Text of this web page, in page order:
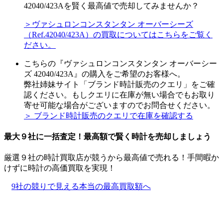
42040/423Aを賢く最高値で売却してみませんか？
＞ヴァシュロンコンスタンタン オーバーシーズ
（Ref.42040/423A）の買取についてはこちらをご覧く
ださい。
こちらの『ヴァシュロンコンスタンタン オーバーシー
ズ 42040/423A』の購入をご希望のお客様へ。
弊社姉妹サイト「ブランド時計販売のクエリ」をご確
認ください。もしクエリに在庫が無い場合でもお取り
寄せ可能な場合がございますのでお問合せください。
＞ ブランド時計販売のクエリで在庫を確認する
最大９社に一括査定！ 最高額で賢く時計を売却しましょう
厳選９社の時計買取店が競うから最高値で売れる！手間暇か
けずに時計の高価買取を実現！
9社の競りで見える本当の最高買取額へ